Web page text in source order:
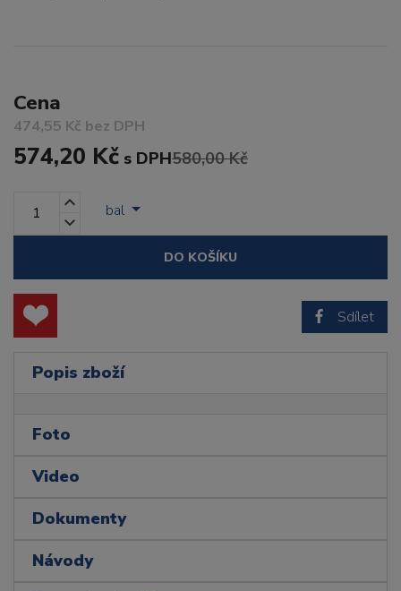
Cena
474,55 Kč bez DPH
574,20 Kč s DPH580,00 Kč
bal
DO KOŠÍKU
Sdílet
Popis zboží
Foto
Video
Dokumenty
Návody